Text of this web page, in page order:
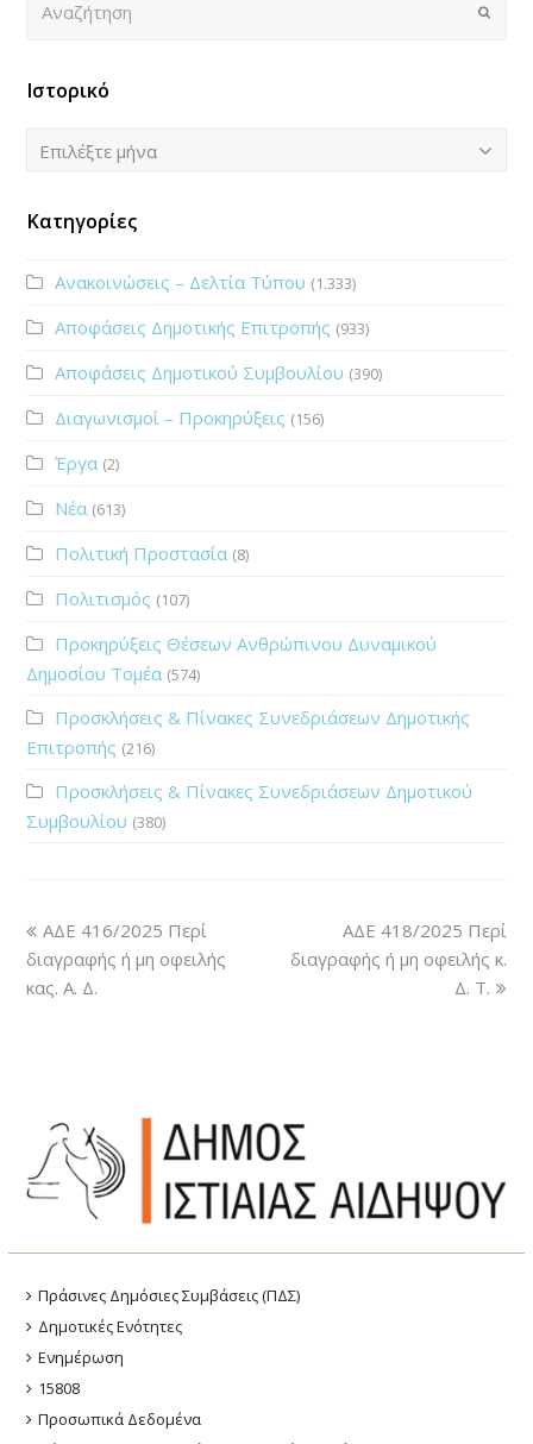
Submit
Ιστορικό
Ιστορικό
Επιλέξτε μήνα
Κατηγορίες
Ανακοινώσεις – Δελτία Τύπου (1.333)
Αποφάσεις Δημοτικής Επιτροπής (933)
Αποφάσεις Δημοτικού Συμβουλίου (390)
Διαγωνισμοί – Προκηρύξεις (156)
Έργα (2)
Νέα (613)
Πολιτική Προστασία (8)
Πολιτισμός (107)
Προκηρύξεις Θέσεων Ανθρώπινου Δυναμικού
Δημοσίου Τομέα (574)
Προσκλήσεις & Πίνακες Συνεδριάσεων Δημοτικής
Επιτροπής (216)
Προσκλήσεις & Πίνακες Συνεδριάσεων Δημοτικού
Συμβουλίου (380)
ΑΔΕ 416/2025 Περί
διαγραφής ή μη οφειλής
κας. Α. Δ.
ΑΔΕ 418/2025 Περί
διαγραφής ή μη οφειλής κ.
Δ. Τ.
Πράσινες Δημόσιες Συμβάσεις (ΠΔΣ)
Δημοτικές Ενότητες
Ενημέρωση
15808
Προσωπικά Δεδομένα